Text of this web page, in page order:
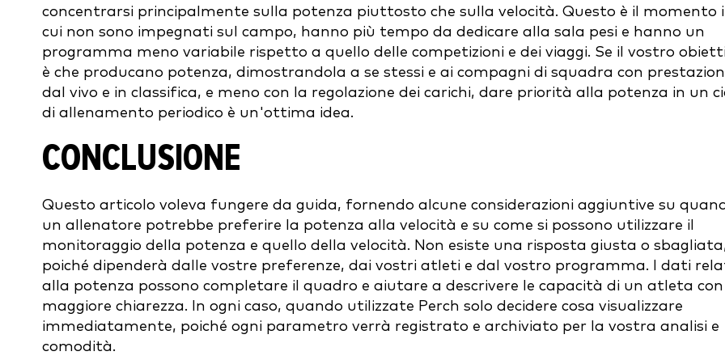
concentrarsi principalmente sulla potenza piuttosto che sulla velocità. Questo è il momento
cui non sono impegnati sul campo, hanno più tempo da dedicare alla sala pesi e hanno un
programma meno variabile rispetto a quello delle competizioni e dei viaggi. Se il vostro
è che producano potenza, dimostrandola a se stessi e ai compagni di squadra con
dal vivo e in classifica, e meno con la regolazione dei carichi, dare priorità alla potenza in un
di allenamento periodico è un'ottima idea.
CONCLUSIONE
Questo articolo voleva fungere da guida, fornendo alcune considerazioni aggiuntive su
un allenatore potrebbe preferire la potenza alla velocità e su come si possono utilizzare il
monitoraggio della potenza e quello della velocità. Non esiste una risposta giusta o
poiché dipenderà dalle vostre preferenze, dai vostri atleti e dal vostro programma. I dati
alla potenza possono completare il quadro e aiutare a descrivere le capacità di un atleta con
maggiore chiarezza. In ogni caso, quando utilizzate Perch solo decidere cosa visualizzare
immediatamente, poiché ogni parametro verrà registrato e archiviato per la vostra analisi e
comodità.